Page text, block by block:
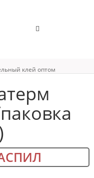
клей оптом